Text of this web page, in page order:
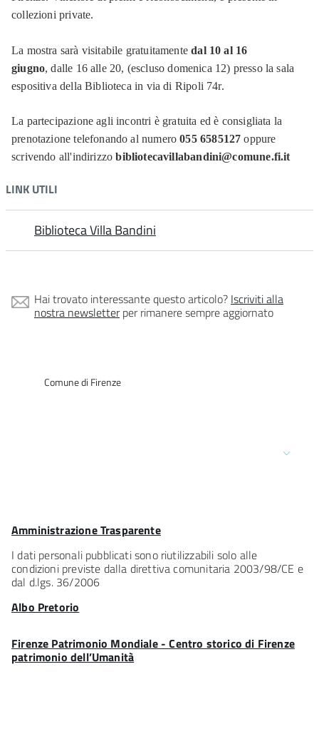
collezioni private.
La mostra sarà visitabile gratuitamentedal 10 al 16
giugno, dalle 16 alle 20, (escluso domenica 12) presso la sala
espositiva della Biblioteca in via di Ripoli 74r.
La partecipazione agli incontri è gratuita ed è consigliata la
prenotazione telefonando al numero055 6585127 oppure
scrivendo all'indirizzobibliotecavillabandini@comune.fi.it
LINK UTILI
Biblioteca Villa Bandini
Hai trovato interessante questo articolo? Iscriviti alla
nostra newsletterper rimanere sempre aggiornato
Comune di Firenze
Piazza della Signoria - 50122, Firenze
P.IVA 01307110484
Posta Elettronica Certificata
Footer
Amministrazione Trasparente
I dati personali pubblicati sono riutilizzabili solo alle
condizioni previste dalla direttiva comunitaria 2003/98/CE e
dal d.lgs. 36/2006
Albo Pretorio
Footer
Widget
Firenze Patrimonio Mondiale - Centro storico di Firenze
patrimonio dell’Umanità